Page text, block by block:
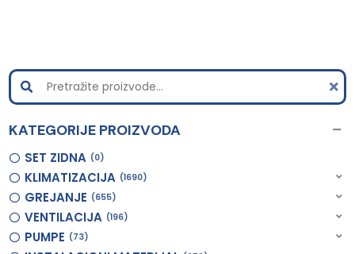
KATEGORIJE PROIZVODA
SET ZIDNA 0
KLIMATIZACIJA 1690
GREJANJE 655
VENTILACIJA 196
PUMPE 73